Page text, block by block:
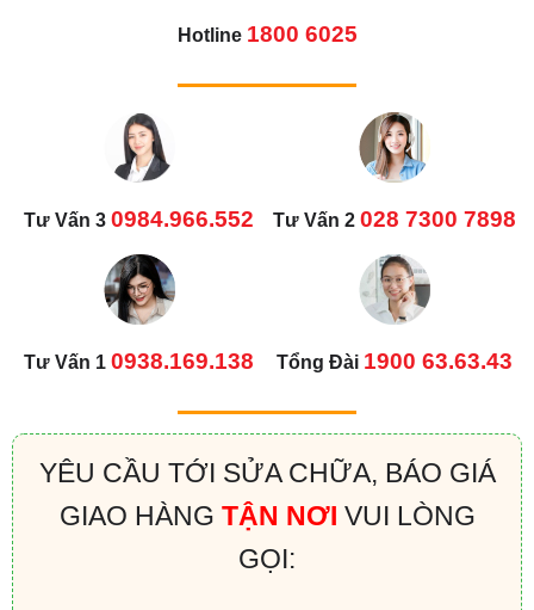
Hotline 1800 6025
Tư Vấn 3 0984.966.552 Tư Vấn 2 028 7300 7898
Tư Vấn 1 0938.169.138 Tổng Đài 1900 63.63.43
YÊU CẦU TỚI SỬA CHỮA, BÁO GIÁ
GIAO HÀNG TẬN NƠI VUI LÒNG
GỌI: